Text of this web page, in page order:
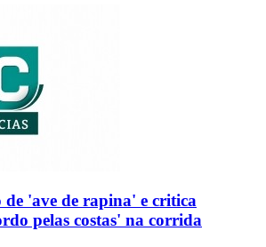
'ave de rapina' e critica
pelas costas' na corrida